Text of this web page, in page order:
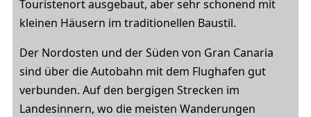
Touristenort ausgebaut, aber sehr schonend mit
kleinen Häusern im traditionellen Baustil.
Der Nordosten und der Süden von Gran Canaria
sind über die Autobahn mit dem Flughafen gut
verbunden. Auf den bergigen Strecken im
Landesinnern, wo die meisten Wanderungen